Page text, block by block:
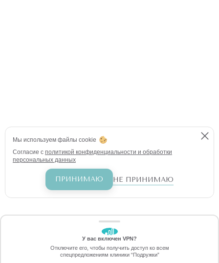
Позвоните
ЗАБЕРИТЕ СКИДКУ
70%
Мы используем файлы cookie
Согласие с политикой конфиденциальности и обработки
персональных данных
ПРИНИМАЮ НЕ ПРИНИМАЮ
У вас включен VPN?
Отключите его, чтобы получить доступ ко всем
спецпредложениям клиники “Подружки”